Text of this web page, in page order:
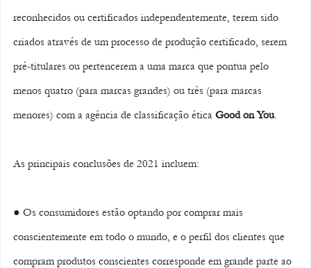
reconhecidos ou certificados independentemente, terem sido
criados através de um processo de produção certificado, serem
pré-titulares ou pertencerem a uma marca que pontua pelo
menos quatro (para marcas grandes) ou três (para marcas
menores) com a agência de classificação ética Good on You.
As principais conclusões de 2021 incluem:
● Os consumidores estão optando por comprar mais
conscientemente em todo o mundo, e o perfil dos clientes que
compram produtos conscientes corresponde em grande parte ao